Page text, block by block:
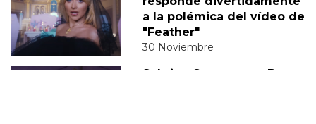
a la polémica del vídeo de
"Feather"
30 Noviembre
Sabrina Carpenter y Barry